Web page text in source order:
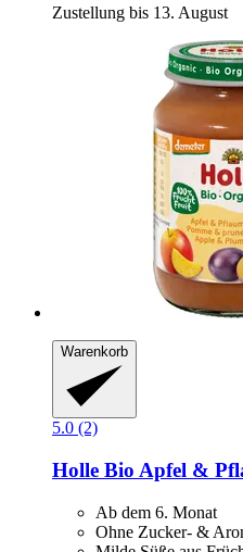
Zustellung bis 13. August
Warenkorb
5.0 (2)
Holle Bio Apfel &
Ab dem 6. Monat
Ohne Zucker- &